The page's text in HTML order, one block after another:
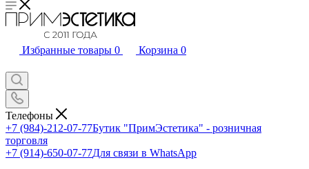
Избранные товары 0 Корзина 0
Телефоны
+7 (984)-212-07-77Бутик "ПримЭстетика" - розничная
торговля
+7 (914)-650-07-77Для связи в WhatsApp